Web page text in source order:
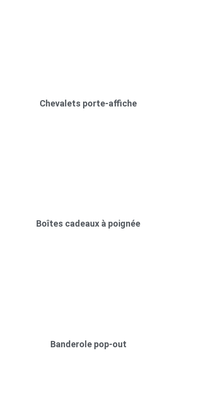
Chevalets porte-affiche
Boîtes cadeaux à poignée
Banderole pop-out